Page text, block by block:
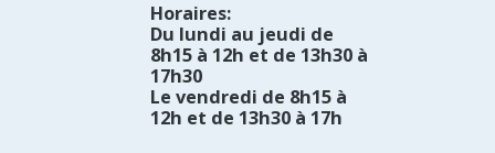
Horaires:
Du lundi au jeudi de
8h15 à 12h et de 13h30 à
17h30
Le vendredi de 8h15 à
12h et de 13h30 à 17h